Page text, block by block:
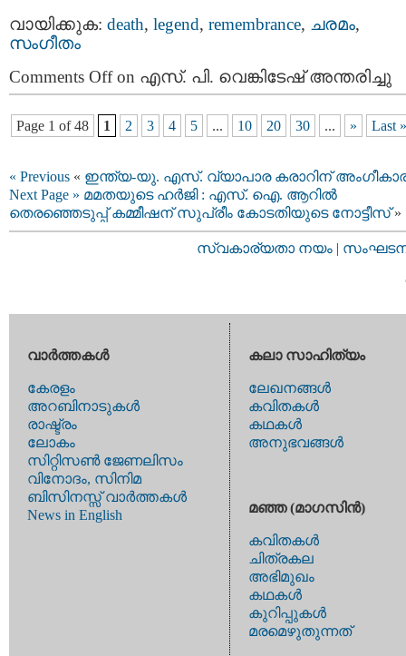
വായിക്കുക: death, legend, remembrance, ചരമം,
സംഗീതം
Comments Offon എസ്. പി. വെങ്കിടേഷ് അന്തരിച്ചു
Page 1 of 48 1 2 3 4 5 ... 10 20 30 ... » Last »
« Previous « ഇന്ത്യ-യു. എസ്. വ്യാപാര കരാറിന്
Next Page » മമതയുടെ ഹർജി : എസ്. ഐ. ആറില്‍
തെരഞ്ഞെടുപ്പ്‌ കമ്മീഷന്‌ സുപ്രീം കോടതിയുടെ നോട്ടീസ്‌»
സ്വകാര്യതാ നയം |
വാര്‍ത്തകള്‍
കേരളം
അറബിനാടുകള്‍
രാഷ്ട്രം
ലോകം
സിറ്റിസണ്‍ ജേണലിസം
വിനോദം, സിനിമ
ബിസിനസ്സ് വാര്‍ത്തകള്‍
News in English
കലാ സാഹിത്യം
ലേഖനങ്ങള്‍
കവിതകള്‍
കഥകള്‍
അനുഭവങ്ങള്‍
മഞ്ഞ (മാഗസിന്‍)
കവിതകള്‍
ചിത്രകല
അഭിമുഖം
കഥകള്‍
കുറിപ്പുകള്‍
മരമെഴുതുന്നത്